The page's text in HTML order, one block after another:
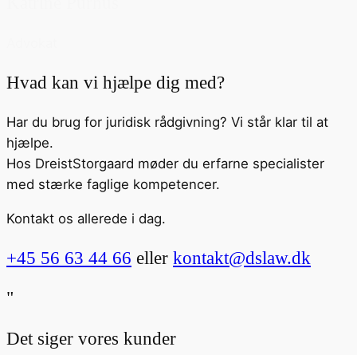
Hvad kan vi hjælpe dig med?
Har du brug for juridisk rådgivning? Vi står klar til at
hjælpe.
Hos DreistStorgaard møder du erfarne specialister
med stærke faglige kompetencer.
Kontakt os allerede i dag.
+45 56 63 44 66 eller kontakt@dslaw.dk
"
Det siger vores kunder